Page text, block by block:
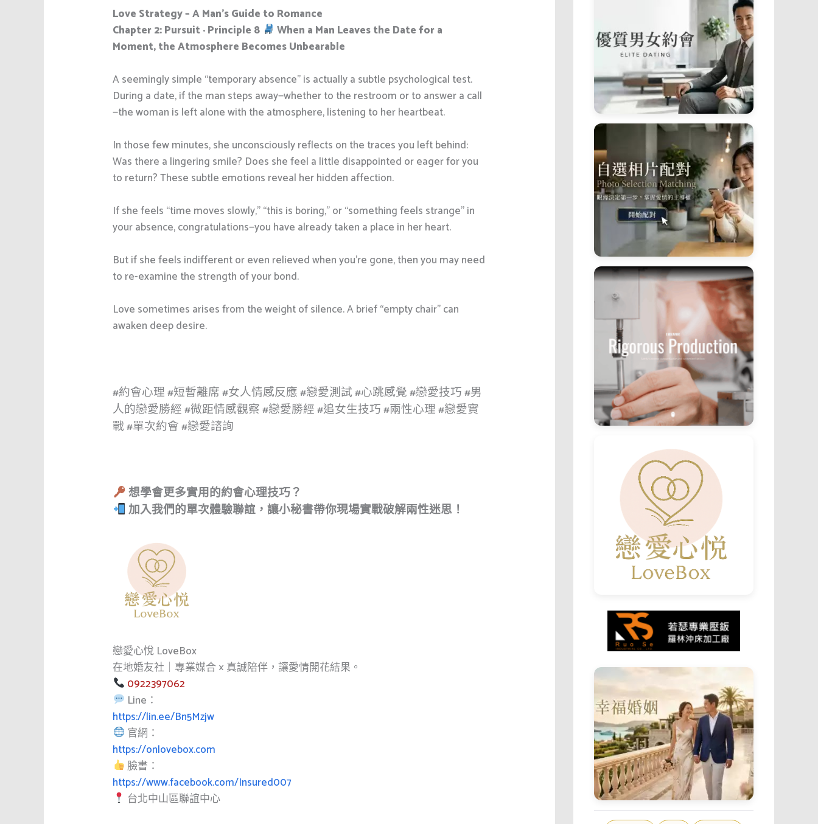
Love Strategy – A Man’s Guide to Romance
Chapter 2: Pursuit · Principle 8
When a Man Leaves the Date for a
Moment, the Atmosphere Becomes Unbearable
A seemingly simple “temporary absence” is actually a subtle psychological test.
During a date, if the man steps away—whether to the restroom or to answer a call
—the woman is left alone with the atmosphere, listening to her heartbeat.
In those few minutes, she unconsciously reflects on the traces you left behind:
Was there a lingering smile? Does she feel a little disappointed or eager for you
to return? These subtle emotions reveal her hidden affection.
If she feels “time moves slowly,” “this is boring,” or “something feels strange” in
your absence, congratulations—you have already taken a place in her heart.
But if she feels indifferent or even relieved when you’re gone, then you may need
to re-examine the strength of your bond.
Love sometimes arises from the weight of silence. A brief “empty chair” can
awaken deep desire.
#約會心理 #短暫離席 #女人情感反應 #戀愛測試 #心跳感覺 #戀愛技巧 #男
人的戀愛勝經 #微距情感觀察 #戀愛勝經 #追女生技巧 #兩性心理 #戀愛實
戰 #單次約會 #戀愛諮詢
想學會更多實用的約會心理技巧？
加入我們的單次體驗聯誼，讓小秘書帶你現場實戰破解兩性迷思！
戀愛心悅 LoveBox
在地婚友社｜專業媒合 × 真誠陪伴，讓愛情開花結果。
0922397062
Line：
https://lin.ee/Bn5Mzjw
官網：
https://onlovebox.com
臉書：
https://www.facebook.com/Insured007
台北中山區聯誼中心